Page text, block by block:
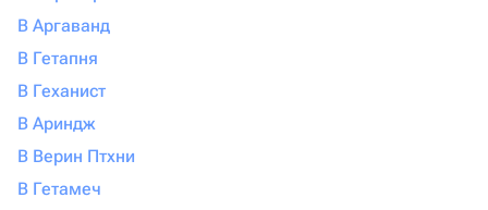
В Аргаванд
В Гетапня
В Геханист
В Ариндж
В Верин Птхни
В Гетамеч